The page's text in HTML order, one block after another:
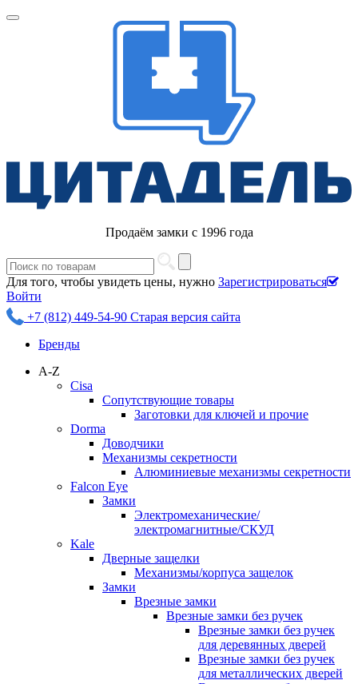
Продаём замки с 1996 года
Для того, чтобы увидеть цены, нужно Зарегистрироваться
Войти
+7 (812) 449-54-90 Старая версия сайта
Бренды
A-Z
Cisa
Сопутствующие товары
Заготовки для ключей и прочие
Dorma
Доводчики
Механизмы секретности
Алюминиевые механизмы секретности
Falcon Eye
Замки
Электромеханические/
электромагнитные/СКУД
Kale
Дверные защелки
Механизмы/корпуса защелок
Замки
Врезные замки
Врезные замки без ручек
Врезные замки без ручек
для деревянных дверей
Врезные замки без ручек
для металлических дверей